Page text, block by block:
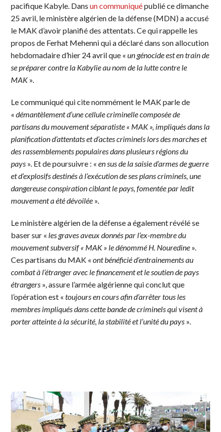
pacifique Kabyle. Dansun communiquépublié ce dimanche
25 avril, le ministère algérien de la défense (MDN) a accusé
le MAK d’avoir planifié des attentats. Ce qui rappelle les
propos de Ferhat Mehenni qui a déclaré dans son allocution
hebdomadaire d’hier 24 avril que «un génocide est en train de
se préparer contre la Kabylie au nom de la lutte contre le
MAK».
Le communiqué qui cite nommément le MAK parle de
« démantèlement d’une cellule criminelle composée de
partisans du mouvement séparatiste « MAK », impliqués dans la
planification d’attentats et d’actes criminels lors des marches et
des rassemblements populaires dans plusieurs régions du
pays ». Et de poursuivre : « en sus de la saisie d’armes de guerre
et d’explosifs destinés à l’exécution de ses plans criminels, une
dangereuse conspiration ciblant le pays, fomentée par ledit
mouvement a été dévoilée ».
Le ministère algérien de la défense a également révélé se
baser sur « les graves aveux donnés par l’ex-membre du
mouvement subversif « MAK » le dénommé H. Nouredine ».
Ces partisans du MAK «ont bénéficié d’entrainements au
combat à l’étranger avec le financement et le soutien de pays
étrangers », assure l’armée algérienne qui conclut que
l’opération est «toujours en cours afin d’arrêter tous les
membres impliqués dans cette bande de criminels qui visent à
porter atteinte à la sécurité, la stabilité et l’unité du pays ».